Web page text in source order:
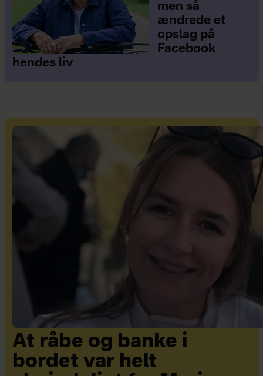
men så
ændrede et
opslag på
Facebook
hendes liv
At råbe og banke i
bordet var helt